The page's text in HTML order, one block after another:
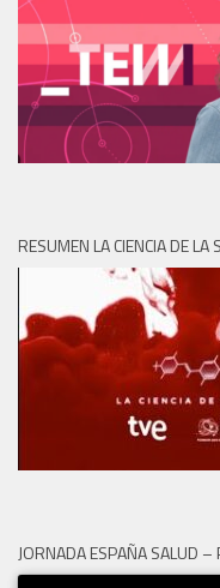
RESUMEN LA CIENCIA DE
JORNADA ESPAÑA SALUD